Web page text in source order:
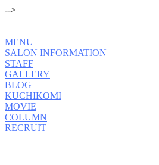
-->
MENU
SALON INFORMATION
STAFF
GALLERY
BLOG
KUCHIKOMI
MOVIE
COLUMN
RECRUIT